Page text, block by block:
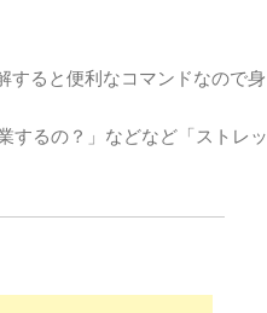
すると便利なコマンドなので身
するの？」などなど「ストレッ